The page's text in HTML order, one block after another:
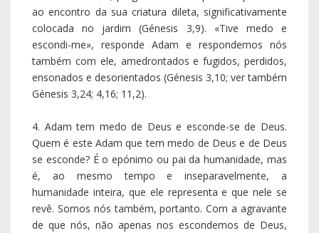
de que nós, não apenas nos escondemos de Deus,
como vamos ainda escondendo Deus, retirando-o da
família, da escola, do espaço público! E, portanto, esta
história de Adam não é uma história inocente e
anódina. Envolve-nos, implica-nos, significa-nos, tem a
ver connosco. Enxerto, por isso, aqui uma pequena,
os mestres judeus. Estava, contam eles, o Rabino
Shneur Zalman (1745-1812) preso em São
Petersburgo, quando entrou na sua cela o
comandante da guarda, que se pôs a conversar com
ele sobre assuntos diversos. No final, perguntou, com
não-disfarçada ironia, ao velho Rabino: «Olha lá, como
é que se deve interpretar que o Deus Omnisciente